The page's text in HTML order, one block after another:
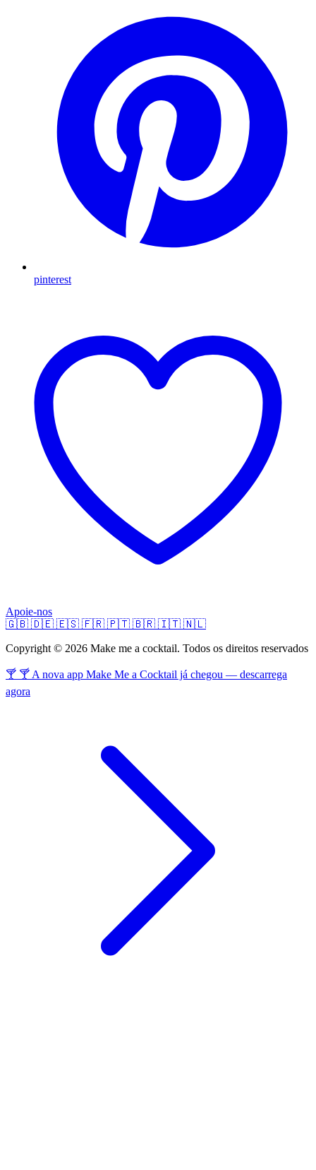
pinterest
Apoie-nos
🇬🇧 🇩🇪 🇪🇸 🇫🇷 🇵🇹 🇧🇷 🇮🇹 🇳🇱
Copyright © 2026 Make me a cocktail. Todos os direitos reservados
🍸 🍸 A nova app Make Me a Cocktail já chegou — descarrega
agora